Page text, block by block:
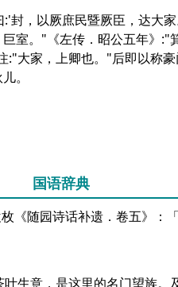
封，以厥庶民暨厥臣，达大
室。"《左传．昭公五年》:"
大家，上卿也。"后即以称
。
国语辞典
《随园诗话补遗．卷五》：
生意，是这里的名门望族